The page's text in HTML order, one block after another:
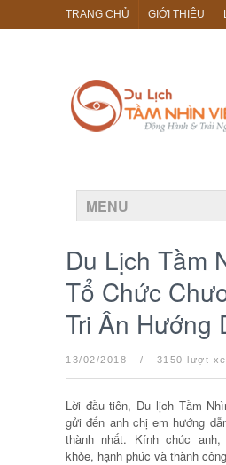
TRANG CHỦ GIỚI THIỆU
MENU
Du Lịch Tầm
Tổ Chức
Tri Ân Hướng
13/02/2018 / 3150 lượt
Lời đầu tiên, Du lịch Tầm
gửi đến anh chị em hướng
thành nhất. Kính chúc
khỏe, hạnh phúc và thành